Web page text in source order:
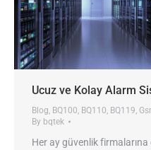
Ucuz ve Kolay Alarm
Blog, BQ100, BQ110, BQ119,
By bqtek
Her ay güvenlik